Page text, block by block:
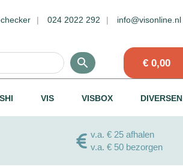
024 2022 292 info@visonline.nl
€0,00
VIS VISBOX DIVERSEN
v.a. € 25 afhalen
v.a. € 50 bezorgen